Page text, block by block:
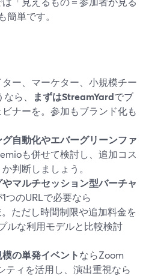
簡単です。
ー、マーケター、小規模チー
ら、
まずはStreamYardでブ
ナーを。参加もブランド化も
自動化やエバーグリーンファ
も併せて検討し、追加コス
判断しましょう。
マルチセッション型バーチャ
1つのURLで必要なら
ただし時間制限や追加料金を
ルな利用モデルと比較検討
の単発イベントならZoom
ティを活用し、演出重視なら